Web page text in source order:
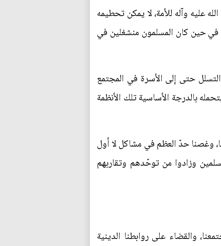
عليه وآله للأمة، لا يمكن تحطيمه
في حين كان المسلمون منشغلين في
حتى إلى الأسرة في المجتمع
بالدرجة الأساسية تلك الأنظمة
وغصنا حدّ العظم في مشاكل لا أول
وزادوا من توحّدهم وتقاربهم
والقضاء على روابطنا الدينية